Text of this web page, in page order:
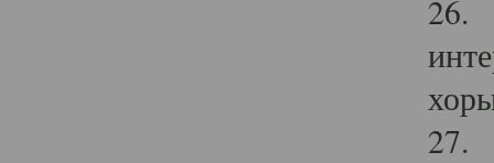
26.
27.